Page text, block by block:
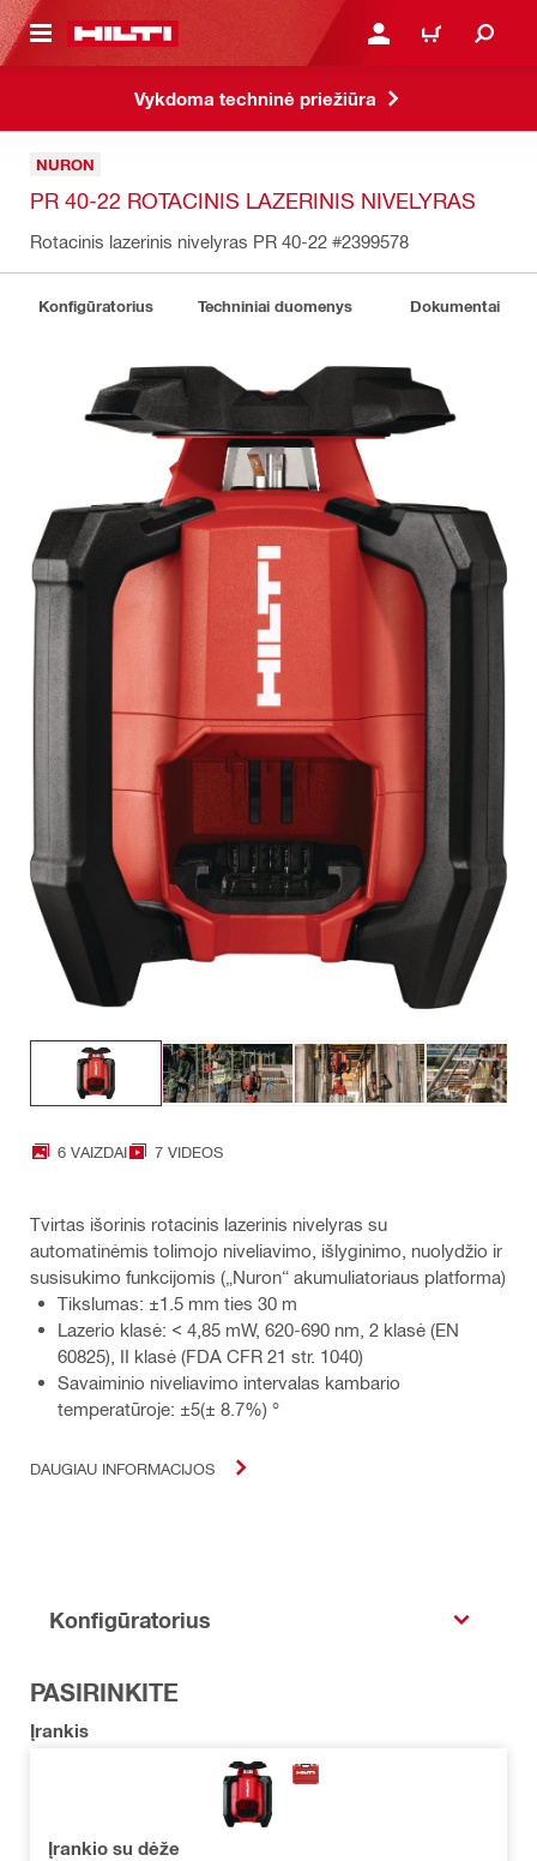
TURINIO PRISIJUNGTI ARBA
PIRKINIŲ
Vykdoma techninė priežiūra
NURON
PR 40-22 ROTACINIS LAZERINIS NIVELYRAS
Rotacinis lazerinis nivelyras PR 40-22 #2399578
Konfigūratorius Techniniai duomenys Dokumentai
6 VAIZDAI 7 VIDEOS
Tvirtas išorinis rotacinis lazerinis nivelyras su
automatinėmis tolimojo niveliavimo, išlyginimo, nuolydžio ir
susisukimo funkcijomis („Nuron“ akumuliatoriaus platforma)
Tikslumas: ±1.5 mm ties 30 m
Lazerio klasė: < 4,85 mW, 620-690 nm, 2 klasė (EN
60825), II klasė (FDA CFR 21 str. 1040)
Savaiminio niveliavimo intervalas kambario
temperatūroje: ±5(± 8.7%) °
DAUGIAU INFORMACIJOS
Konfigūratorius
PASIRINKITE
Įrankis
Įrankio su dėže